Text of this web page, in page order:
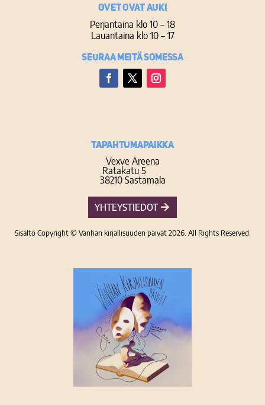
Ovet ovat auki
Perjantaina klo 10 – 18
Lauantaina klo 10 – 17
Seuraa meitä somessa
TAPAHTUMAPAIKKA
Vexve Areena
Ratakatu 5
38210 Sastamala
YHTEYSTIEDOT
Sisältö Copyright © Vanhan kirjallisuuden päivät 2026. All Rights Reserved.